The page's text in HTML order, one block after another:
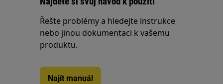
Řešte problémy a hledejte instrukce
nebo jinou dokumentaci k vašemu
produktu.
Najít manuál